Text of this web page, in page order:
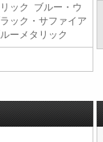
ック ブルー・ウ
ック・サファイア
ーメタリック